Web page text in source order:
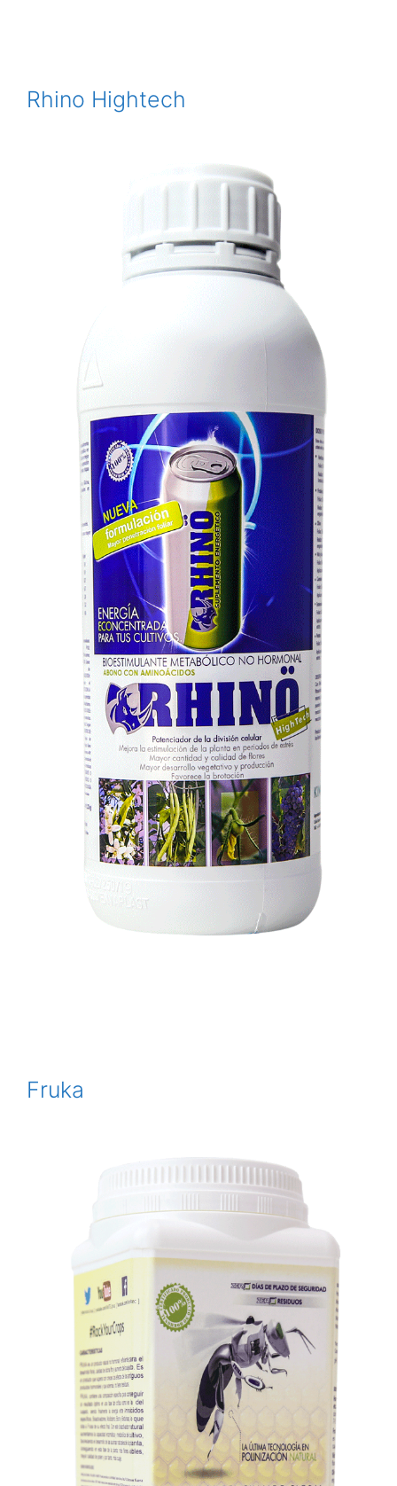
Rhino Hightech
Fruka